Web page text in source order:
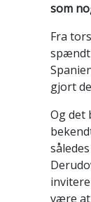
som
Fra
spændt
gjort
Og det
være at